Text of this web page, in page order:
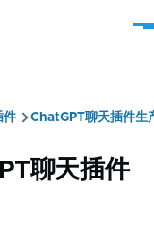
菜
件 ChatGPT聊天插件生
聊天插件